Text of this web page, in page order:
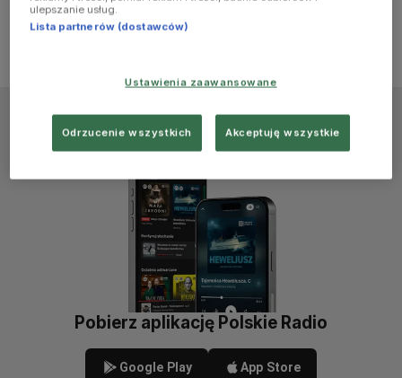
information)
Pobierz aplikację Polskie Radio
Google Play App Store
ulepszanie usług.
Lista partnerów (dostawców)
Ustawienia zaawansowane
Odrzucenie wszystkich Akceptuję wszystkie